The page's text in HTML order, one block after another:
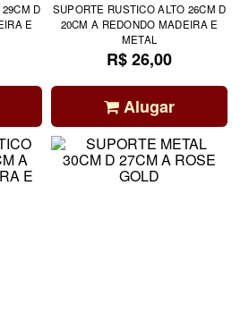
SUPORTE RUSTICO ALTO 26CM D
20CM A REDONDO MADEIRA E
METAL
R$ 26,00
Alugar